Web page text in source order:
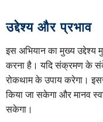
उद्देश्य और प्रभाव
इस अभियान का मुख्य उद्देश्य
करना है। यदि संक्रमण के
रोकथाम के उपाय करेगा।
किया जा सकेगा और मानव
सकेगा।